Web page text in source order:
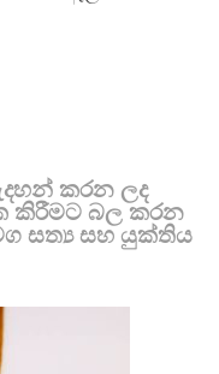
කරන ලද
කිරීමට බල කරන
සත්‍ය සහ යුක්තිය